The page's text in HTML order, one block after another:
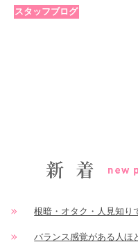
スタッフブログ
根暗・オタク・人見知り
バランス感覚がある人ほ